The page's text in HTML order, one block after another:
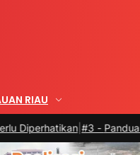
RIAU
|#3 -Panduan Belanja